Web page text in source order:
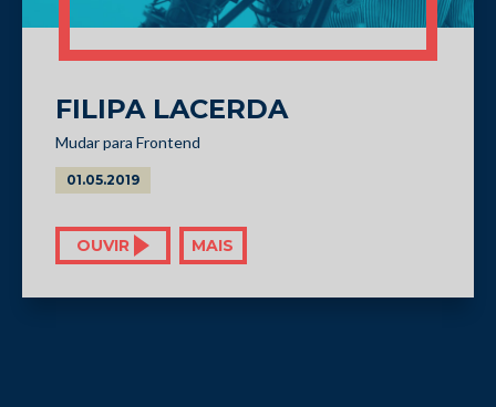
FILIPA LACERDA
Mudar para Frontend
01.05.2019
OUVIR MAIS